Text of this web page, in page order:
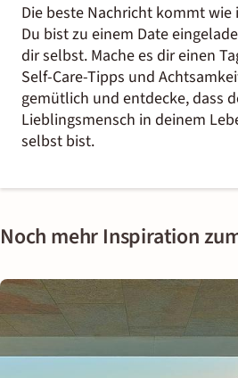
Die beste Nachricht kommt
Du bist zu einem Date
dir selbst. Mache es dir einen
Self-Care-Tipps und
gemütlich und entdecke, dass
Lieblingsmensch in deinem
selbst bist.
Noch mehr Inspiration